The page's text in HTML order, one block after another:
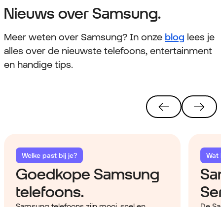
Nieuws over Samsung.
Meer weten over Samsung? In onze blog lees je
alles over de nieuwste telefoons, entertainment
en handige tips.
Welke past bij je?
Goedkope Samsung
telefoons.
Wat